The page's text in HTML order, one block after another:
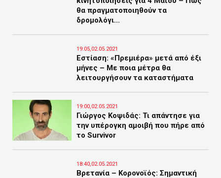
θα πραγματοποιηθούν τα
δρομολόγι...
19:05,02.05.2021
Εστίαση: «Πρεμιέρα» μετά από έξι
μήνες – Με ποια μέτρα θα
λειτουργήσουν τα καταστήματα
19:00,02.05.2021
Γιώργος Κοψιδάς: Τι απάντησε για
την υπέρογκη αμοιβή που πήρε από
το Survivor
18:40,02.05.2021
Βρετανία – Κορονοϊός: Σημαντική